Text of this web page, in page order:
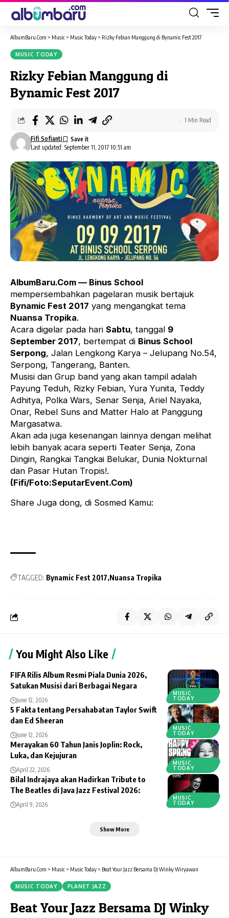
AlbumBaru.Com > Music > Music Today > Rizky Febian Manggung di Bynamic Fest 2017
MUSIC TODAY
Rizky Febian Manggung di
Bynamic Fest 2017
Last updated: September 11, 2017 10:51 am
Fifi Sofianti
1 Min Read
AlbumBaru.Com — Binus School
mempersembahkan pagelaran musik bertajuk
Bynamic Fest 2017 yang mengangkat tema
Nuansa Tropika.
Acara digelar pada hari Sabtu, tanggal 9
September 2017, bertempat di Binus School
Serpong, Jalan Lengkong Karya – Jelupang No.54,
Serpong, Tangerang, Banten.
Musisi dan Grup band yang akan tampil adalah
Payung Teduh, Rizky Febian, Yura Yunita, Teddy
Adhitya, Polka Wars, Senar Senja, Ariel Nayaka,
Onar, Rebel Suns and Matter Halo at Panggung
Margasatwa.
Akan ada juga kesenangan lainnya dengan melihat
lebih banyak acara seperti Teater Senja, Zona
Dingin, Rangkai Tangkai Belukar, Dunia Nokturnal
dan Pasar Hutan Tropis!.
(Fifi/Foto:SeputarEvent.Com)
Share Juga dong, di Sosmed Kamu:
TAGGED: Bynamic Fest 2017 Nuansa Tropika
You Might Also Like
MUSIC
TODAY
FIFA Rilis Album Resmi Piala Dunia 2026,
Satukan Musisi dari Berbagai Negara
June 12, 2026
MUSIC
TODAY
5 Fakta tentang Persahabatan Taylor Swift
dan Ed Sheeran
June 12, 2026
MUSIC
TODAY
Merayakan 60 Tahun Janis Joplin: Rock,
Luka, dan Kejujuran
April 22, 2026
MUSIC
TODAY
Bilal Indrajaya akan Hadirkan Tribute to
The Beatles di Java Jazz Festival 2026:
April 9, 2026
Show More
AlbumBaru.Com > Music > Music Today > Beat Your Jazz Bersama DJ Winky Wiryawan
MUSIC TODAY PLANET JAZZ
Beat Your Jazz Bersama DJ Winky